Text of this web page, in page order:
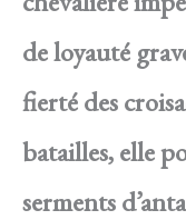
de loyauté
fierté des
batailles, elle
serments